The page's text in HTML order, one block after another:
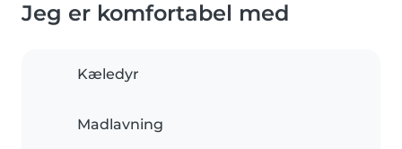
Jeg er komfortabel med
Kæledyr
Madlavning